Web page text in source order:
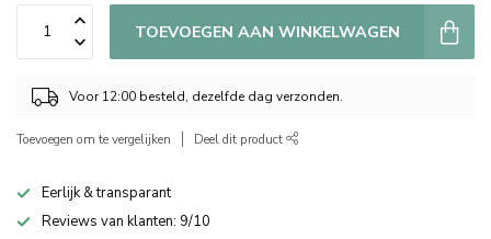
TOEVOEGEN AAN WINKELWAGEN
Voor 12:00 besteld, dezelfde dag verzonden.
Toevoegen om te vergelijken Deel dit product
Eerlijk & transparant
Reviews van klanten: 9/10